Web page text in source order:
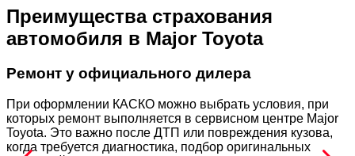
Преимущества страхования
автомобиля в Major Toyota
Ремонт у официального дилера
При оформлении КАСКО можно выбрать условия, при
которых ремонт выполняется в сервисном центре Major
Toyota. Это важно после ДТП или повреждения кузова,
когда требуется диагностика, подбор оригинальных